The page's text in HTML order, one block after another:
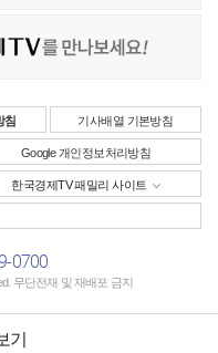
침 기사배열 기본방침
Google 개인정보처리방침
한국경제TV 패밀리 사이트
0700
무단전재 및 재배포 금지
기